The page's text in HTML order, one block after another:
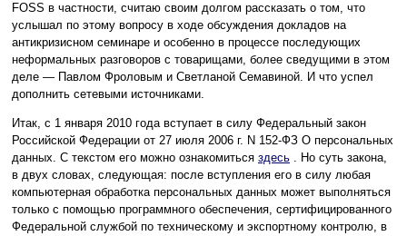
FOSS в частности, считаю своим долгом рассказать о том, что
услышал по этому вопросу в ходе обсуждения докладов на
антикризисном семинаре и особенно в процессе последующих
неформальных разговоров с товарищами, более сведущими в этом
деле — Павлом Фроловым и Светланой Семавиной. И что успел
дополнить сетевыми источниками.
Итак, с 1 января 2010 года вступает в силу Федеральный закон
Российской Федерации от 27 июля 2006 г. N 152-ФЗ О персональных
данных. С текстом его можно ознакомиться здесь . Но суть закона,
в двух словах, следующая: после вступления его в силу любая
компьютерная обработка персональных данных может выполняться
только с помощью программного обеспечения, сертифицированного
Федеральной службой по техническому и экспортному контролю, в